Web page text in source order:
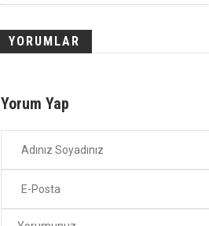
YORUMLAR
Yorum Yap